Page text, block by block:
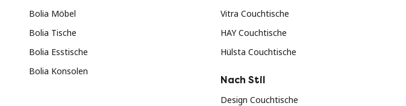
Bolia Möbel
Bolia Tische
Bolia Esstische
Bolia Konsolen
Vitra Couchtische
HAY Couchtische
Hülsta Couchtische
Nach Stil
Design Couchtische